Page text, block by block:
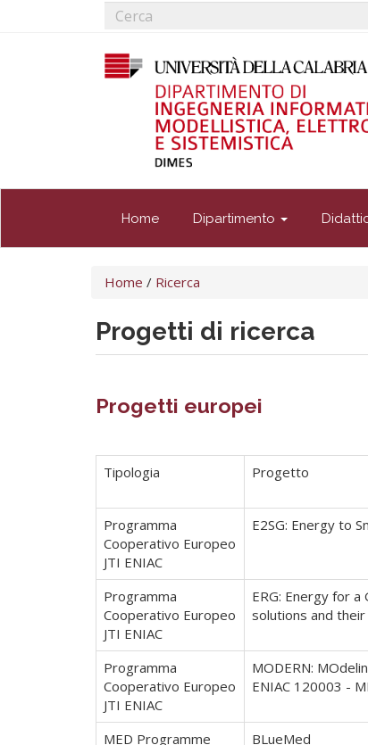
Form
ricerca
Home Dipartimento
Tu
qui
Home / Ricerca
Progetti di ricerca
Progetti europei
Tipologia Progetto
Programma
Cooperativo Europeo
JTI ENIAC
E2SG: Energy to
Programma
Cooperativo Europeo
JTI ENIAC
ERG: Energy for
solutions and their
Programma
Cooperativo Europeo
JTI ENIAC
MODERN:
ENIAC 120003 -
MED Programme
BLueMed